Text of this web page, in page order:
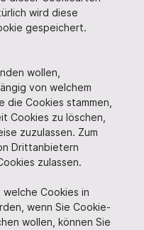
wird diese
gespeichert.
wollen,
von welchem
Cookies stammen,
Cookies zu löschen,
zuzulassen. Zum
Drittanbietern
zulassen.
Cookies in
wenn Sie Cookie-
wollen, können Sie